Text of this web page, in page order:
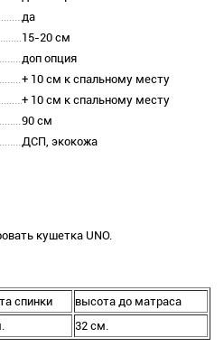
да
15-20 см
доп опция
+ 10 см к спальному месту
+ 10 см к спальному месту
90 см
ДСП, экокожа
кушетка UNO.
спинки
высота до матраса
32 см.